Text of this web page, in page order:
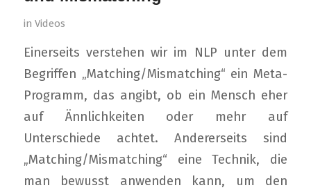
in Videos
Einerseits verstehen wir im NLP unter dem
Begriffen „Matching/Mismatching“ ein Meta-
Programm, das angibt, ob ein Mensch eher
auf Ännlichkeiten oder mehr auf
Unterschiede achtet. Andererseits sind
„Matching/Mismatching“ eine Technik, die
man bewusst anwenden kann, um den